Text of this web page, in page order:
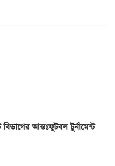
বিভাগের আন্তঃফুটবল টুর্নামেন্ট